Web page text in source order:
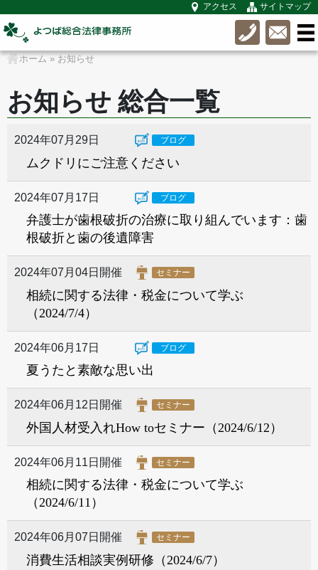
アクセス サイトマップ
ホーム » お知らせ
お知らせ 総合一覧
2024年07月29日 ブログ
ムクドリにご注意ください
2024年07月17日 ブログ
弁護士が歯根破折の治療に取り組んでいます：歯
根破折と歯の後遺障害
2024年07月04日開催 セミナー
相続に関する法律・税金について学ぶ
（2024/7/4）
2024年06月17日 ブログ
夏うたと素敵な思い出
2024年06月12日開催 セミナー
外国人材受入れHow toセミナー（2024/6/12）
2024年06月11日開催 セミナー
相続に関する法律・税金について学ぶ
（2024/6/11）
2024年06月07日開催 セミナー
消費生活相談実例研修（2024/6/7）